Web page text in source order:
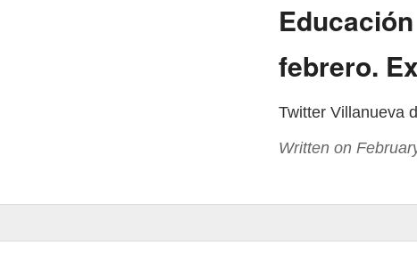
febrero.
Twitter Villanueva
Written on